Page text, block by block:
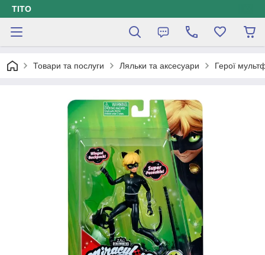
ТІТО
Товари та послуги Ляльки та аксесуари Герої